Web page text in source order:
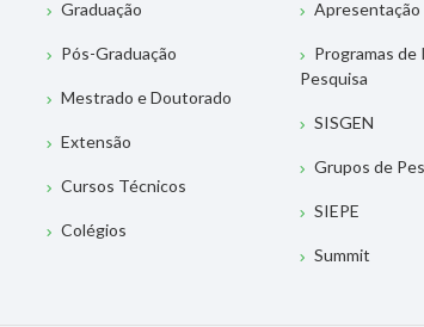
Graduação
Pós-Graduação
Mestrado e Doutorado
Extensão
Cursos Técnicos
Colégios
Apresentação
Programas de
Pesquisa
SISGEN
Grupos de
SIEPE
Summit